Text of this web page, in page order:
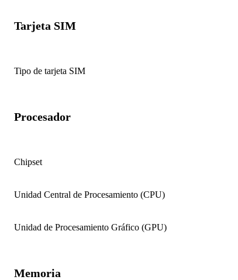
Tarjeta SIM
Tipo de tarjeta SIM
Procesador
Chipset
Unidad Central de Procesamiento (CPU)
Unidad de Procesamiento Gráfico (GPU)
Memoria